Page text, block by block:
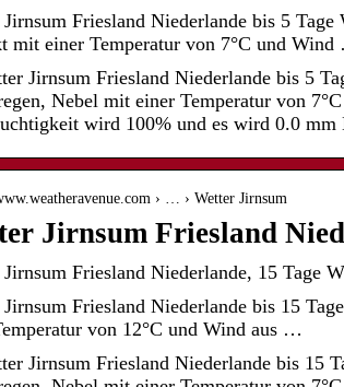
Friesland Niederlande bis 5
mit einer Temperatur von 7°C und
Jirnsum Friesland Niederlande bis 5
Nebel mit einer Temperatur von
wird 100% und es wird 0.0 mm
› … › Wetter Jirnsum
Jirnsum Friesland
Friesland Niederlande, 15 Tage
Friesland Niederlande bis 15
von 12°C und Wind aus …
Jirnsum Friesland Niederlande bis 15